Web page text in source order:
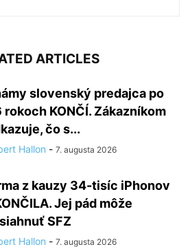
ARTICLES
slovenský predajca po
rokoch KONČÍ. Zákazníkom
čo s...
Hallon - 7. augusta 2026
z kauzy 34-tisíc iPhonov
Jej pád môže
SFZ
Hallon - 7. augusta 2026